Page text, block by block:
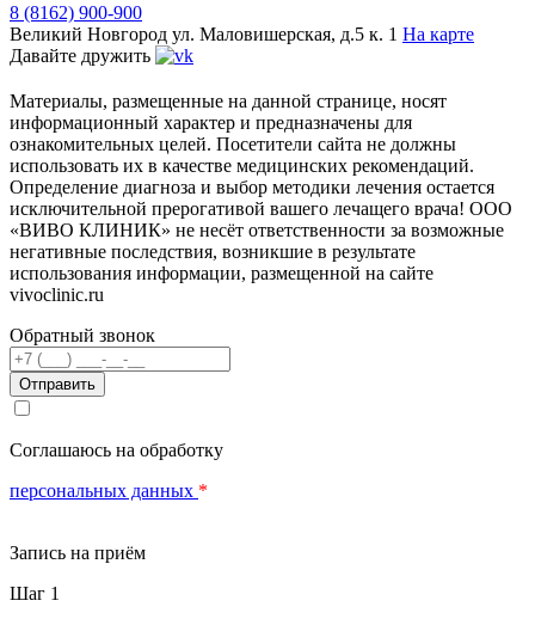
8 (8162) 900-900
Великий Новгород ул. Маловишерская, д.5 к. 1 На карте
Давайте дружить
Материалы, размещенные на данной странице, носят
информационный характер и предназначены для
ознакомительных целей. Посетители сайта не должны
использовать их в качестве медицинских рекомендаций.
Определение диагноза и выбор методики лечения остается
исключительной прерогативой вашего лечащего врача! ООО
«ВИВО КЛИНИК» не несёт ответственности за возможные
негативные последствия, возникшие в результате
использования информации, размещенной на сайте
vivoclinic.ru
Обратный звонок
Телефон
Соглашаюсь на обработку
персональных данных *
Запись на приём
Шаг 1